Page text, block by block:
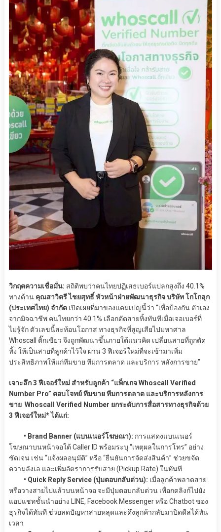
วิกฤตความเชื่อมั่น: สถิติพบว่าคนไทยปฏิเสธเบอร์แปลกสูงถึง 40.1%
ทางด้าน คุณสาวิตรี ไชยสุทธิ์ หัวหน้าฝ่ายพัฒนาธุรกิจ บริษัท โกโกลุก
(ประเทศไทย) จำกัดเปิดเผยที่มาของแคมเปญนี้ว่า “เพื่อป้องกัน ตัวเอง
จากมิจฉาชีพ คนไทยกว่า 40.1% เลือกตัดสายทิ้งทันทีเมื่อเจอเบอร์ที่
ไม่รู้จัก ตัวเลขนี้สะท้อนโอกาส ทางธุรกิจที่สูญเสียไปมหาศาล
Whoscall ติ๊กเขียว จึงถูกพัฒนาขึ้นภายใต้แนวคิด เปลี่ยนสายที่ถูกตัด
ทิ้ง ให้เป็นสายที่ลูกค้าไว้ใจ ผ่าน 3 ฟีเจอร์ใหม่ที่จะเข้ามาเพิ่ม
ประสิทธิภาพให้แก่ทีมขาย ทีมการตลาด และบริการ หลังการขาย”
เจาะลึก 3 ฟีเจอร์ใหม่ สำหรับลูกค้า “แพ็กเกจ Whoscall Verified
Number Pro” ตอบโจทย์ ทีมขาย ทีมการตลาด และบริการหลังการ
ขาย Whoscall Verified Number ยกระดับการสื่อสารทางธุรกิจด้วย
3 ฟีเจอร์ใหม่* ได้แก่:
• Brand Banner (แบนเนอร์โฆษณา): การแสดงแบนเนอร์
โฆษณาบนหน้าจอใต้ Caller ID พร้อมระบุ “เหตุผลในการโทร” อย่าง
ชัดเจน เช่น “แจ้งผลอนุมัติ” หรือ “ยืนยันการจัดส่งสินค้า” ช่วยขจัด
ความลังเล และเพิ่มอัตราการรับสาย (Pickup Rate) ในทันที
• Quick Reply Service (ปุ่มตอบกลับด่วน): เมื่อลูกค้าพลาดสาย
หรือวางสายไปแล้วบนหน้าจอ จะมีปุ่มตอบกลับด่วน เพื่อกดลิงก์ไปยัง
แอปแชทชั้นนำอย่าง LINE, Facebook Messenger หรือ Chatbot ของ
ธุรกิจได้ทันที ช่วยลดปัญหาสายหลุดและดึงลูกค้ากลับมาปิดดีลได้ทัน
เวลา